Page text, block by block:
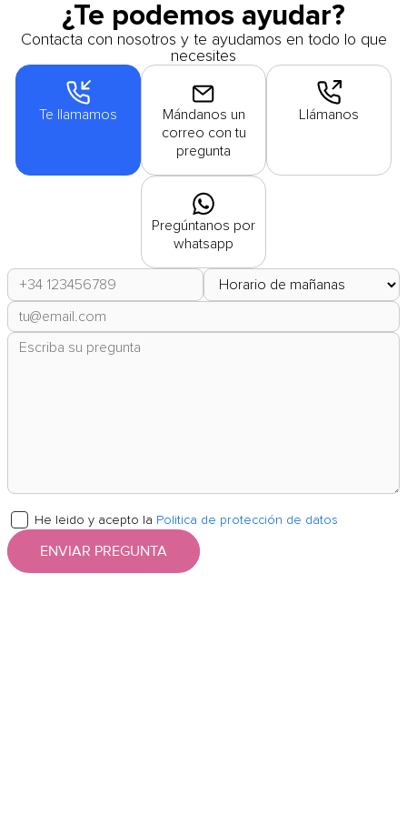
¿Te podemos ayudar?
Contacta con nosotros y te ayudamos en todo lo que
necesites
Te llamamos
Mándanos un
correo con tu
pregunta
Llámanos
Pregúntanos por
whatsapp
He leido y acepto la Politica de protección de datos
ENVIAR PREGUNTA